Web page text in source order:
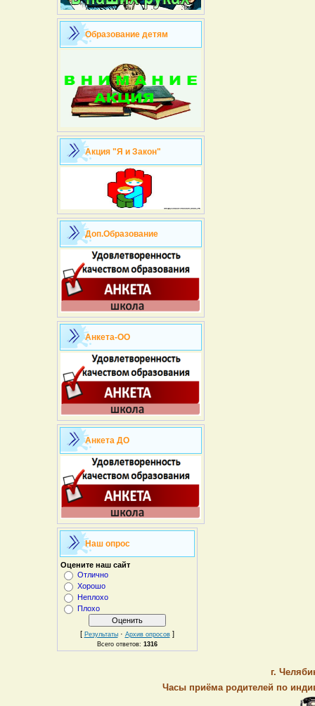
Образование детям
Акция "Я и Закон"
Доп.Образование
Анкета-ОО
Анкета ДО
Наш опрос
Оцените наш сайт
Отлично
Хорошо
Неплохо
Плохо
[ Результаты· Архив опросов]
Всего ответов: 1316
г.
Часы приёма родителей по